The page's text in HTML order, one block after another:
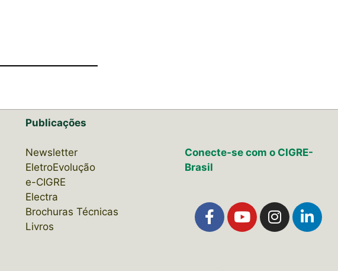
Publicações
Newsletter
EletroEvolução
e-CIGRE
Electra
Brochuras Técnicas
Livros
Conecte-se com o CIGRE-
Brasil